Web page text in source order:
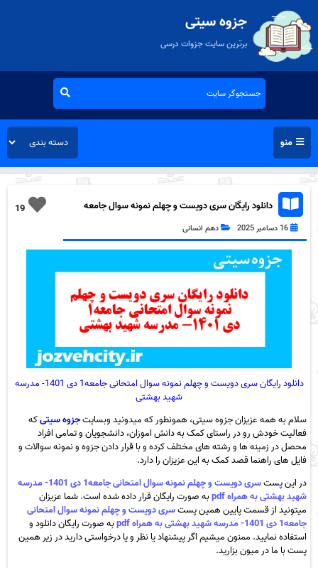
جزوه سیتی
برترین سایت جزوات درسی
منو
19
دانلود رایگان سری دویست و چهلم نمونه سوال جامعه
شناسی دهم انسانی به همراه pdf
16 دسامبر 2025 دهم انسانی
دانلود رایگان سری دویست و چهلم نمونه سوال امتحانی جامعه1 دی 1401- مدرسه
شهید بهشتی
سلام به همه عزیزان جزوه سیتی، همونطور که میدونید وبسایتجزوه سیتیکه
فعالیت خودش رو در راستای کمک به دانش اموزان، دانشجویان و تمامی افراد
محصل در زمینه ها و رشته های مختلف کرده و با قرار دادن جزوه و نمونه سوالات و
فایل های راهنما قصد کمک به این عزیزان را دارد.
در این پست
سری دویست و چهلم نمونه سوال امتحانی جامعه1 دی 1401- مدرسه
شهید بهشتی به همراه pdf
به صورت رایگان قرار داده شده است. شما عزیزان
میتونید از قسمت پایین همین پستسری دویست و چهلم نمونه سوال امتحانی
جامعه1 دی 1401- مدرسه شهید بهشتی به همراه pdf
به صورت رایگان دانلود و
استفاده نمایید. ممنون میشیم اگر پیشنهاد یا نظر و یا درخواستی دارید در زیر همین
پست با ما در میون بزارید.